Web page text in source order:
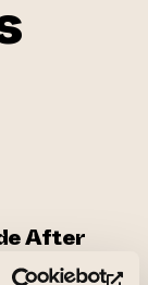
After
Konstens